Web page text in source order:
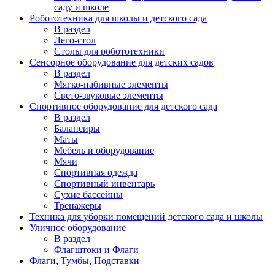
саду и школе
Робототехника для школы и детского сада
В раздел
Лего-стол
Столы для робототехники
Сенсорное оборудование для детских садов
В раздел
Мягко-набивные элементы
Свето-звуковые элементы
Спортивное оборудование для детского сада
В раздел
Балансиры
Маты
Мебель и оборудование
Мячи
Спортивная одежда
Спортивный инвентарь
Сухие бассейны
Тренажеры
Техника для уборки помещений детского сада и школы
Уличное оборудование
В раздел
Флагштоки и Флаги
Флаги, Тумбы, Подставки